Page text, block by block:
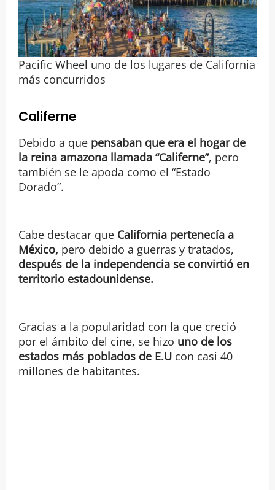
Pacific Wheel uno de los lugares de California
más concurridos
Califerne
Debido a que pensaban que era el hogar de
la reina amazona llamada “Califerne”, pero
también se le apoda como el “Estado
Dorado”.
Cabe destacar que California pertenecía a
México, pero debido a guerras y tratados,
después de la independencia se convirtió en
territorio estadounidense.
Gracias a la popularidad con la que creció
por el ámbito del cine, se hizo uno de los
estados más poblados de E.Ucon casi 40
millones de habitantes.